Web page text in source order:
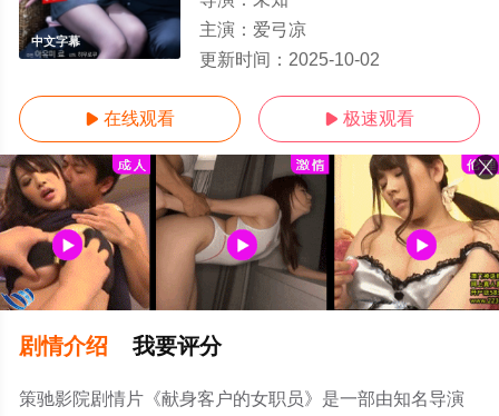
中文字幕
主演： 爱弓凉
更新时间： 2025-10-02
 在线观看  极速观看
剧情介绍 我要评分
策驰影院剧情片《献身客户的女职员》是一部由知名导演